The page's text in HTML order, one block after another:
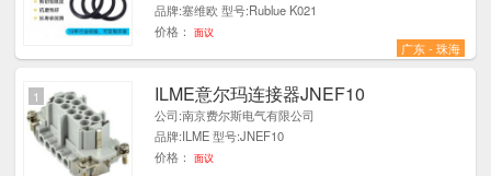
品牌:塞维欧 型号:Rublue K021
价格：
面议
广东 - 珠海
ILME意尔玛连接器JNEF10
公司:南京费尔斯电气有限公司
品牌:ILME 型号:JNEF10
价格：
面议
1